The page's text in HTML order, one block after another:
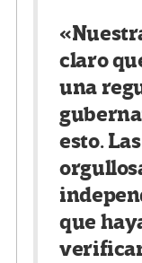
claro
una
esto.
que